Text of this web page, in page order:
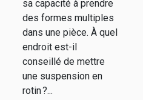
sa capacité à prendre
des formes multiples
dans une pièce. À quel
endroit est-il
conseillé de mettre
une suspension en
rotin ?...